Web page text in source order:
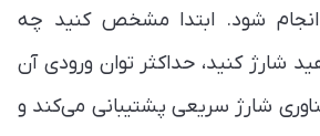
شود. ابتدا مشخص کنید چه
شارژ کنید، حداکثر توان ورودی آن
شارژ سریعی پشتیبانی می‌کند و